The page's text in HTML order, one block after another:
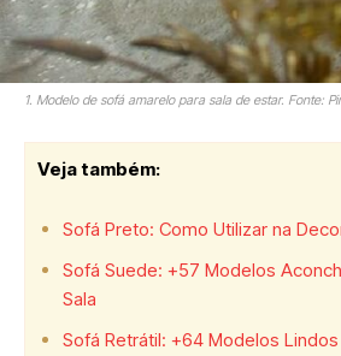
1. Modelo de sofá amarelo para sala de estar. Fonte:
Veja também:
Sofá Preto: Como Utilizar na
Sofá Suede: +57 Modelos
Sala
Sofá Retrátil: +64 Modelos Lindos